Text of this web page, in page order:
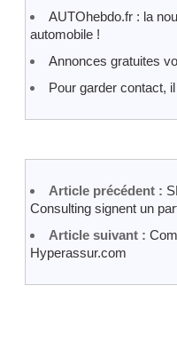
AUTOhebdo.fr : la
automobile !
Annonces gratuites
Pour garder contact,
Article précédent :
Consulting signent un
Article suivant :
Hyperassur.com